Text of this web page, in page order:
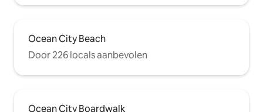
Ocean City Beach
Door 226 locals aanbevolen
Ocean City Boardwalk